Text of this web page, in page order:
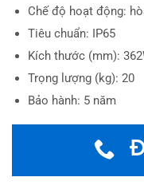
Chế độ hoạt động:
Tiêu chuẩn: IP65
Kích thước (mm):
Trọng lượng (kg): 20
Bảo hành: 5 năm